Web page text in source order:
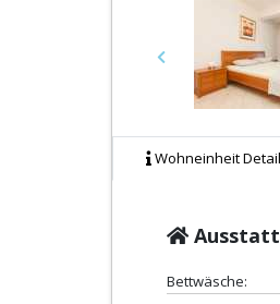
Previous
Wohneinheit
Bettwäsche: